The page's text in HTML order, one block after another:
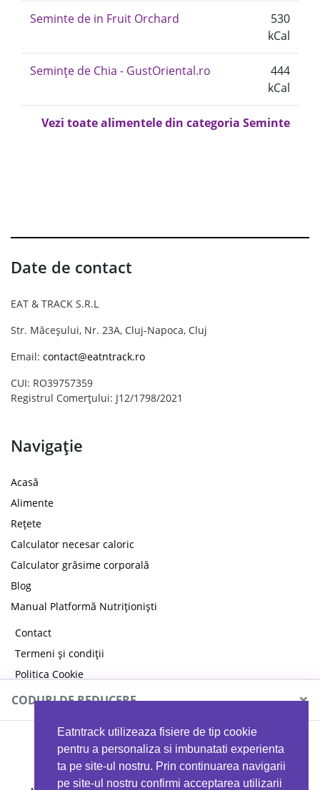
Eatntrack utilizeaza fisiere de tip cookie
pentru a personaliza si imbunatati experienta
ta pe site-ul nostru. Prin continuarea navigarii
pe site-ul nostru confirmi acceptarea utilizarii
Seminte de in Fruit Orchard
530
kCal
Semințe de Chia - GustOriental.ro
444
kCal
Vezi toate alimentele din categoria Seminte
Date de contact
EAT & TRACK S.R.L
Str. Măceșului, Nr. 23A, Cluj-Napoca, Cluj
Email: contact@eatntrack.ro
CUI: RO39757359
Registrul Comerțului: J12/1798/2021
Navigație
Acasă
Alimente
Rețete
Calculator necesar caloric
Calculator grăsime corporală
Blog
Manual Platformă Nutriționiști
Contact
Termeni și condiții
Politica Cookie
Politica de confidențialitate
CODURI DE REDUCERE ×
MYPROTEIN